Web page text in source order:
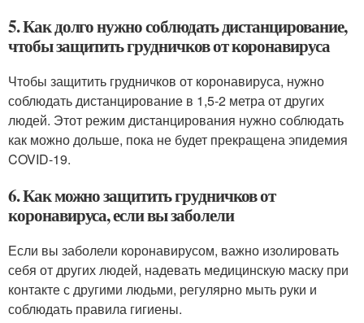
5. Как долго нужно соблюдать дистанцирование,
чтобы защитить грудничков от коронавируса
Чтобы защитить грудничков от коронавируса, нужно
соблюдать дистанцирование в 1,5-2 метра от других
людей. Этот режим дистанцирования нужно соблюдать
как можно дольше, пока не будет прекращена эпидемия
COVID-19.
6. Как можно защитить грудничков от
коронавируса, если вы заболели
Если вы заболели коронавирусом, важно изолировать
себя от других людей, надевать медицинскую маску при
контакте с другими людьми, регулярно мыть руки и
соблюдать правила гигиены.